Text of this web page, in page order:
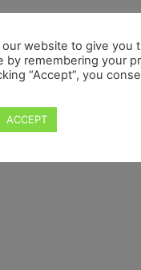
website to give you
by remembering your
“Accept”, you
ACCEPT